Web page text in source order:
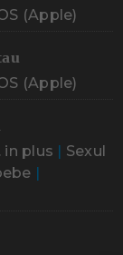
(Apple)
(Apple)
in plus | Sexul
|